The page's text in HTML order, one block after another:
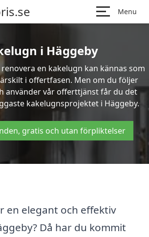
Menu
i Häggeby
en kakelugn kan kännas som
i offertfasen. Men om du följer
använder vår offerttjänst får du det
kakelugnsprojektet i Häggeby.
gratis och utan förpliktelser
en elegant och effektiv
Då har du kommit